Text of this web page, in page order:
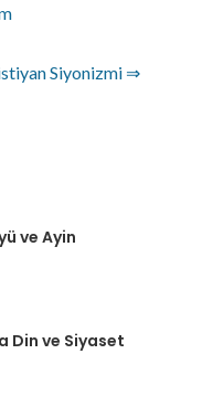
Siyonizmi ⇒
ve Ayin
Din ve Siyaset